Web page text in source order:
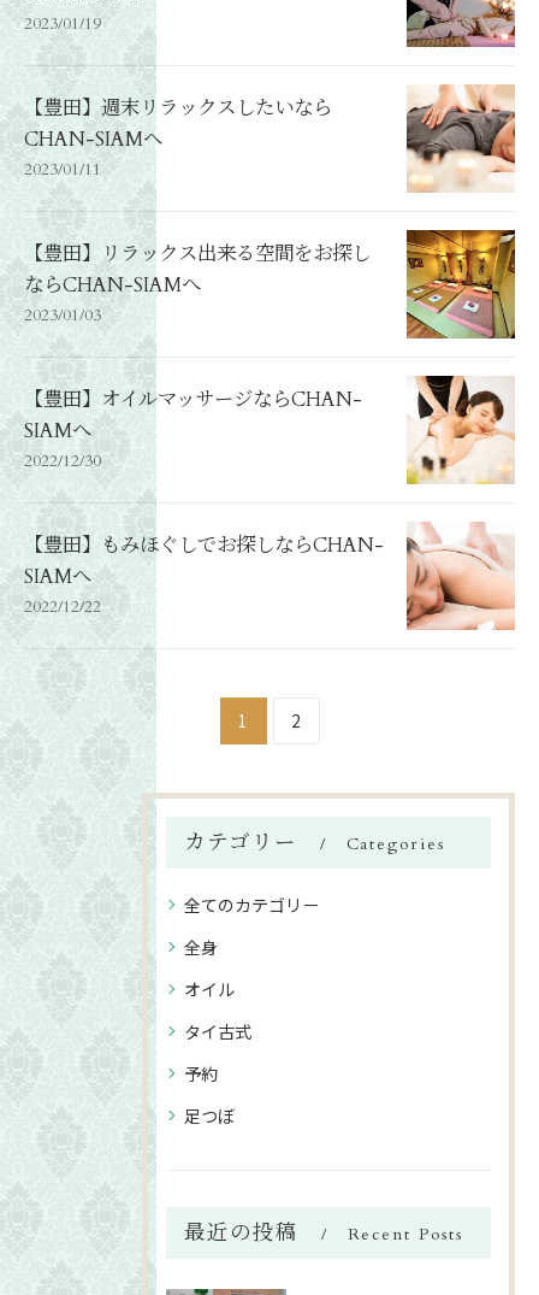
2023/01/19
【豊田】週末リラックスしたいなら
CHAN-SIAMへ
2023/01/11
【豊田】リラックス出来る空間をお探し
ならCHAN-SIAMへ
2023/01/03
【豊田】オイルマッサージならCHAN-
SIAMへ
2022/12/30
【豊田】もみほぐしでお探しならCHAN-
SIAMへ
2022/12/22
1 2
カテゴリー Categories
全てのカテゴリー
全身
オイル
タイ古式
予約
足つぼ
最近の投稿 Recent Posts